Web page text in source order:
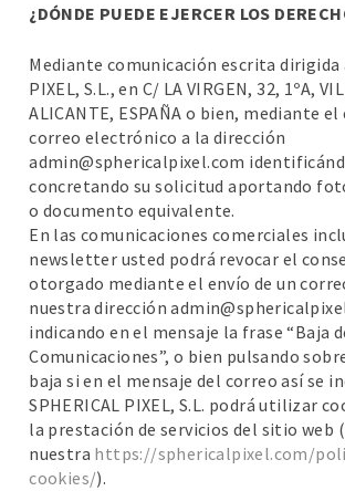
¿DÓNDE PUEDE EJERCER LOS
Mediante comunicación escrita dirigida
PIXEL, S.L., en C/ LA VIRGEN, 32, 1ºA,
ALICANTE, ESPAÑA o bien, mediante el
correo electrónico a la dirección
admin@sphericalpixel.com
concretando su solicitud aportando
o documento equivalente.
En las comunicaciones comerciales
newsletter usted podrá revocar el
otorgado mediante el envío de un
nuestra dirección
indicando en el mensaje la frase “Baja
Comunicaciones”, o bien pulsando
baja si en el mensaje del correo así se
SPHERICAL PIXEL, S.L. podrá utilizar
la prestación de servicios del sitio web
nuestra https://sphericalpixel.com/
cookies/).